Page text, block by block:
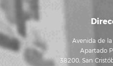
Avenida de
Apartado
38200, San